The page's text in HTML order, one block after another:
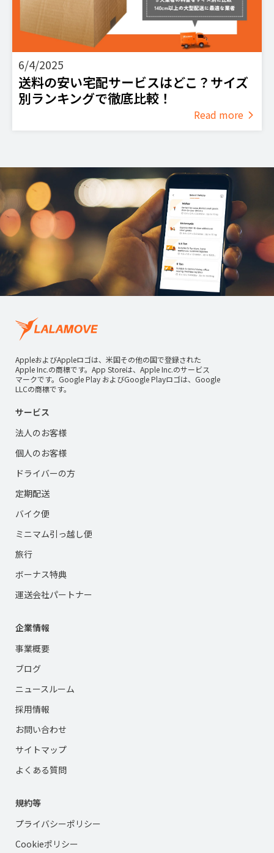
6/4/2025
送料の安い宅配サービスはどこ？サイズ
別ランキングで徹底比較！
Read more
AppleおよびAppleロゴは、米国その他の国で登録された
Apple Inc.の商標です。App Storeは、Apple Inc.のサービス
マークです。Google Play およびGoogle Playロゴは、Google
LLCの商標です。
サービス
法人のお客様
個人のお客様
ドライバーの方
定期配送
バイク便
ミニマム引っ越し便
旅行
ボーナス特典
運送会社パートナー
企業情報
事業概要
ブログ
ニュースルーム
採用情報
お問い合わせ
サイトマップ
よくある質問
規約等
プライバシーポリシー
Cookieポリシー